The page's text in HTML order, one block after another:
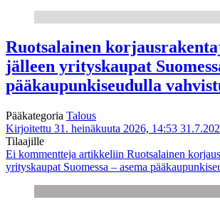
Ruotsalainen
jälleen yrityskaupat
pääkaupunkiseudulla
Pääkategoria Talous
Kirjoitettu 31. heinäkuuta 2026, 14:53
Tilaajille
Ei kommentteja artikkeliin Ruotsalainen
yrityskaupat Suomessa – asema